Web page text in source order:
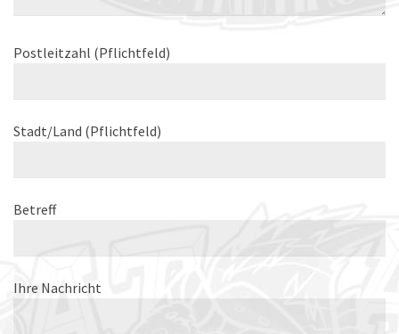
Postleitzahl (Pflichtfeld)
Stadt/Land (Pflichtfeld)
Betreff
Ihre Nachricht